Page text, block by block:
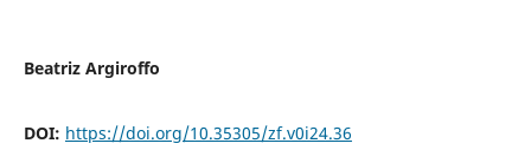
Beatriz Argiroffo
DOI: https://doi.org/10.35305/zf.v0i24.36